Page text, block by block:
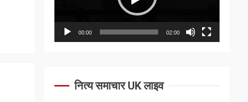
00:00 02:00
नित्य समाचार UK लाइव